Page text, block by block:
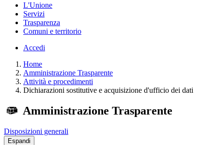
L'Unione
Servizi
Trasparenza
Comuni e territorio
Accedi
Home
Amministrazione Trasparente
Attività e procedimenti
Dichiarazioni sostitutive e acquisizione d'ufficio dei dati
Amministrazione Trasparente
Disposizioni generali
Espandi